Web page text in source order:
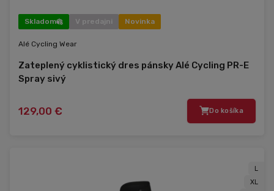
Skladom V predajni Novinka
Alé Cycling Wear
Zateplený cyklistický dres pánsky Alé Cycling PR-E
Spray sivý
129,00 € Do košíka
L
XL